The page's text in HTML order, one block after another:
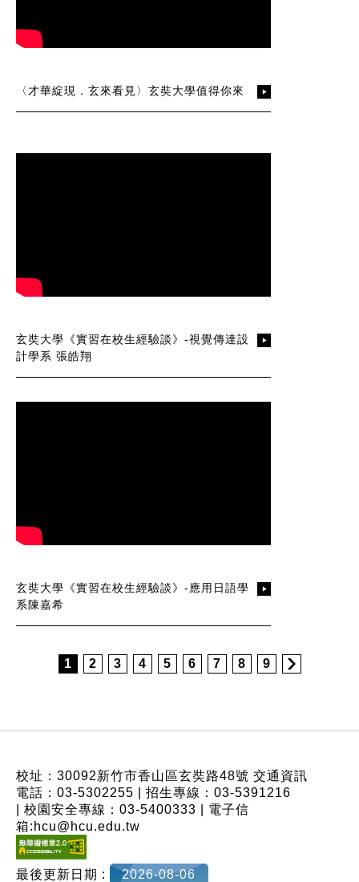
〈才華綻現．玄來看見〉玄奘大學值得你來
玄奘大學《實習在校生經驗談》-視覺傳達設
計學系 張皓翔
玄奘大學《實習在校生經驗談》-應用日語學
系陳嘉希
1 2 3 4 5 6 7 8 9
校址：30092新竹市香山區玄奘路48號 交通資訊
電話：03-5302255 | 招生專線：03-5391216
| 校園安全專線：03-5400333 | 電子信
箱:hcu@hcu.edu.tw
最後更新日期 : 2026-08-06